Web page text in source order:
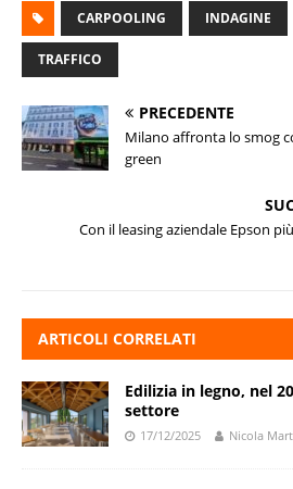
CARPOOLING INDAGINE
TRAFFICO
PRECEDENTE
Milano affronta lo smog
green
Con il leasing aziendale Epson
ARTICOLI CORRELATI
Edilizia in legno, nel
settore
17/12/2025 Nicola